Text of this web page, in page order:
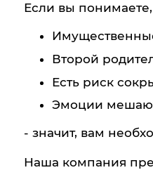
Если вы понимаете,
Второй
Есть риск
Эмоции
- значит, вам
Наша компания